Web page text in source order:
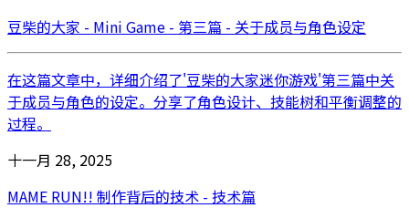
豆柴的大家 - Mini Game - 第三篇 - 关于成员与角色设定
在这篇文章中，详细介绍了'豆柴的大家迷你游戏'第三篇中关
于成员与角色的设定。分享了角色设计、技能树和平衡调整的
过程。
十一月 28, 2025
MAME RUN!! 制作背后的技术 - 技术篇